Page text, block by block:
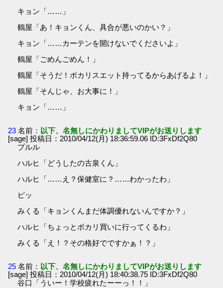
キョン「……」
鶴屋「あ！キョンくん、具合が悪いのかい？」
キョン「……カーテンを開けないでくださいよ」
鶴屋「ごめんごめん！」
鶴屋「そうだ！ポカリスエット持ってるからあげるよ！」
鶴屋「そんじゃ、お大事に！」
キョン「……」
23 名前： 以下、名無しにかわりましてVIPがお送りします
[sage] 投稿日：2010/04/12(月) 18:36:59.06 ID:3FxDf2Q80
プルル
ハルヒ「どうしたの古泉くん」
ハルヒ「……え？保健室に？……わかったわ」
ピッ
みくる「キョンくんまだ体調優れないんですか？」
ハルヒ「ちょっとポカリ買いに行ってくるわ」
みくる「え！？その格好でですかぁ！？」
25 名前： 以下、名無しにかわりましてVIPがお送りします
[sage] 投稿日：2010/04/12(月) 18:40:38.75 ID:3FxDf2Q80
谷口「ういー！学校疲れたーーっ！！」